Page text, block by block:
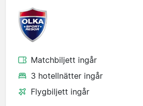
Matchbiljett ingår
3 hotellnätter ingår
Flygbiljett ingår